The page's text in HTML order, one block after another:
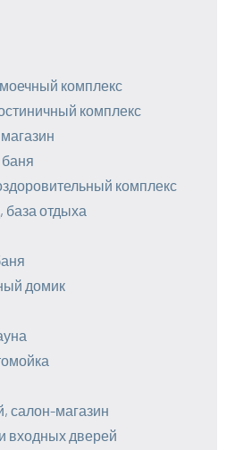
комплекс
комплекс
комплекс
база отдыха
домик
салон-магазин
входных дверей